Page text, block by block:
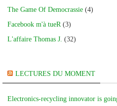
The Game Of Democrassie (4)
Facebook m'à tueR(3)
L'affaire Thomas J. (32)
LECTURES DU MOMENT
Electronics-recycling innovator is